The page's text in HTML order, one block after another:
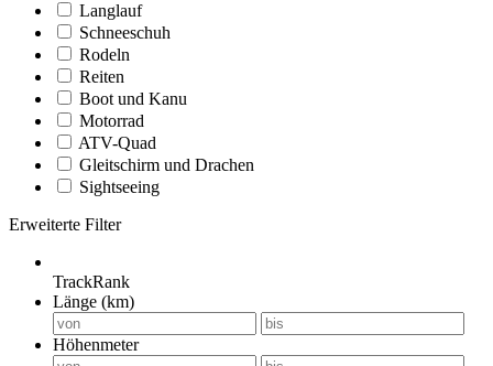
Langlauf
Schneeschuh
Rodeln
Reiten
Boot und Kanu
Motorrad
ATV-Quad
Gleitschirm und Drachen
Sightseeing
Erweiterte Filter
TrackRank
Länge (km)
Höhenmeter